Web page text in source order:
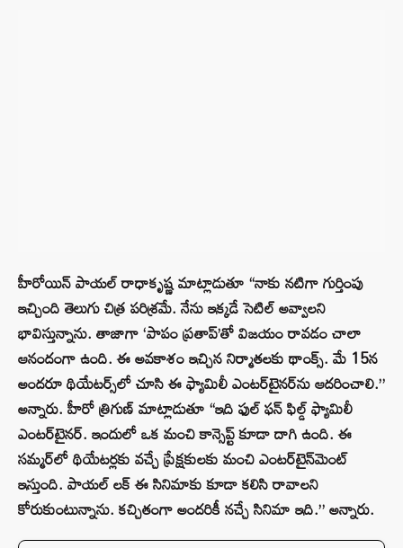
హీరోయిన్ పాయల్ రాధాకృష్ణ మాట్లాడుతూ “నాకు నటిగా గుర్తింపు
ఇచ్చింది తెలుగు చిత్ర పరిశ్రమే. నేను ఇక్కడే సెటిల్ అవ్వాలని
భావిస్తున్నాను. తాజాగా ‘పాపం ప్రతాప్’తో విజయం రావడం చాలా
ఆనందంగా ఉంది. ఈ అవకాశం ఇచ్చిన నిర్మాతలకు థాంక్స్. మే 15న
అందరూ థియేటర్స్‌లో చూసి ఈ ఫ్యామిలీ ఎంటర్‌టైనర్‌ను ఆదరించాలి.”
అన్నారు. హీరో త్రిగుణ్ మాట్లాడుతూ “ఇది ఫుల్ ఫన్ ఫిల్డ్ ఫ్యామిలీ
ఎంటర్‌టైనర్. ఇందులో ఒక మంచి కాన్సెప్ట్ కూడా దాగి ఉంది. ఈ
సమ్మర్‌లో థియేటర్లకు వచ్చే ప్రేక్షకులకు మంచి ఎంటర్‌టైన్‌మెంట్
ఇస్తుంది. పాయల్ లక్ ఈ సినిమాకు కూడా కలిసి రావాలని
కోరుకుంటున్నాను. కచ్చితంగా అందరికీ నచ్చే సినిమా ఇది.” అన్నారు.